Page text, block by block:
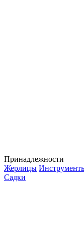
Принадлежности
Жерлицы
Садки